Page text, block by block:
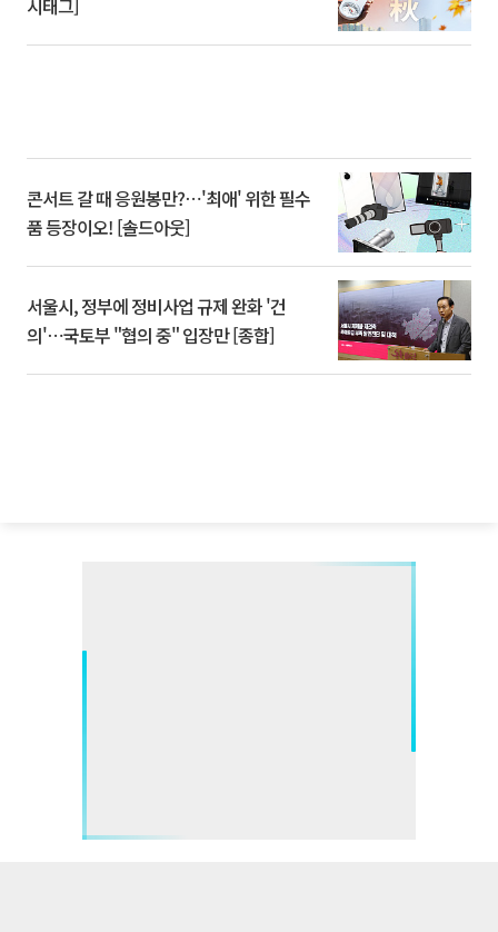
시태그]
콘서트 갈 때 응원봉만?⋯'최애' 위한 필수
품 등장이오! [솔드아웃]
서울시, 정부에 정비사업 규제 완화 '건
의'⋯국토부 "협의 중" 입장만 [종합]